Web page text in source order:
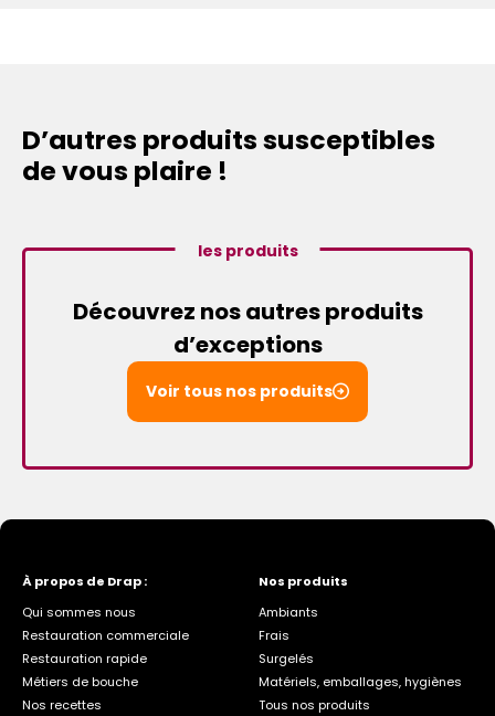
D’autres produits susceptibles
de vous plaire !
les produits
Découvrez nos autres produits
d’exceptions
Voir tous nos produits
À propos de Drap :
Qui sommes nous
Restauration commerciale
Restauration rapide
Métiers de bouche
Nos recettes
Nos produits
Ambiants
Frais
Surgelés
Matériels, emballages, hygiènes
Tous nos produits